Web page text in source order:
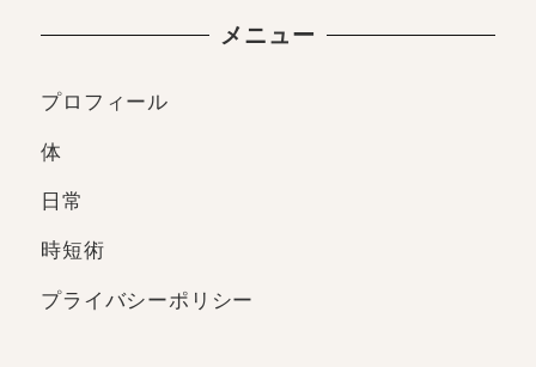
メニュー
プロフィール
体
日常
時短術
プライバシーポリシー